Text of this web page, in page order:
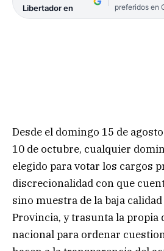
Libertador en
preferidos en
Desde el domingo 15 de
10 de octubre, cualquier
elegido para votar los cargos
discrecionalidad con que
sino muestra de la baja
Provincia, y trasunta la propia
nacional para ordenar